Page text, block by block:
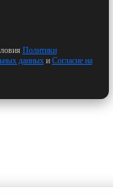
Политики
данныхи Согласие на